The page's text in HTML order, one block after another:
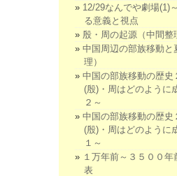
12/29なんでや劇場(1)
る意義と視点
殷・周の起源（中間整
中国周辺の部族移動と
理）
中国の部族移動の歴
(殷)・周はどのように
２～
中国の部族移動の歴
(殷)・周はどのように
１～
１万年前～３５００
表